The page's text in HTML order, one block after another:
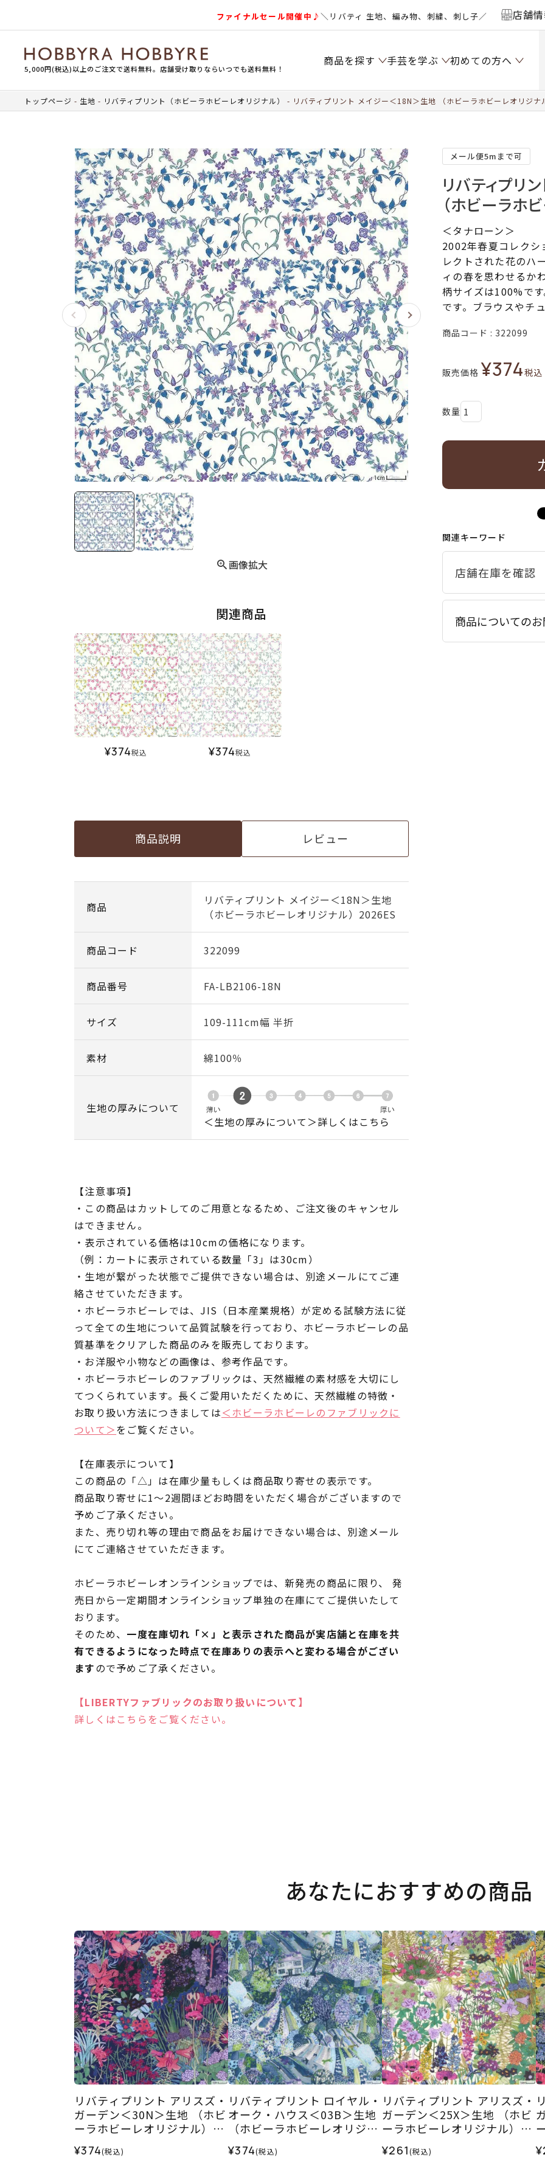
ファイナルセール開催中♪＼リバティ 生地、編み物、刺繍、刺し子／ 店舗
5,000円(税込)以上のご注文で送料無料。店舗受け取りならいつでも送料無料！
商品を探す 手芸を学ぶ 初めての方へ
トップページ 生地 リバティプリント（ホビーラホビーレオリジナル） リバティプリント メイジー＜18N＞生地 （ホビーラホビーレオリジナ
画像拡大
関連商品
¥374税込 ¥374税込
商品説明 レビュー
商品
リバティプリント メイジー＜18N＞生地
（ホビーラホビーレオリジナル）2026ES
商品コード 322099
商品番号 FA-LB2106-18N
サイズ 109-111cm幅 半折
素材 綿100％
生地の厚みについて
＜生地の厚みについて＞詳しくはこちら
【注意事項】
・この商品はカットしてのご用意となるため、ご注文後のキャンセル
はできません。
・表示されている価格は10cmの価格になります。
（例：カートに表示されている数量「3」は30cm）
・生地が繋がった状態でご提供できない場合は、別途メールにてご連
絡させていただきます。
・ホビーラホビーレでは、JIS（日本産業規格）が定める試験方法に従
って全ての生地について品質試験を行っており、ホビーラホビーレの品
質基準をクリアした商品のみを販売しております。
・お洋服や小物などの画像は、参考作品です。
・ホビーラホビーレのファブリックは、天然繊維の素材感を大切にし
てつくられています。長くご愛用いただくために、天然繊維の特徴・
お取り扱い方法につきましては＜ホビーラホビーレのファブリックに
ついて＞をご覧ください。
【在庫表示について】
この商品の「△」は在庫少量もしくは商品取り寄せの表示です。
商品取り寄せに1～2週間ほどお時間をいただく場合がございますので
予めご了承ください。
また、売り切れ等の理由で商品をお届けできない場合は、別途メール
にてご連絡させていただきます。
ホビーラホビーレオンラインショップでは、新発売の商品に限り、 発
売日から一定期間オンラインショップ単独の在庫にてご提供いたして
おります。
そのため、 一度在庫切れ「×」と表示された商品が実店舗と在庫を共
有できるようになった時点で在庫ありの表示へと変わる場合がござい
ますので予めご了承ください。
【LIBERTYファブリックのお取り扱いについて】
詳しくはこちらをご覧ください。
メール便5mまで可
リバティプリ
（ホビーラホ
＜タナローン＞
2002年春夏コレクシ
レクトされた花のハ
ィの春を思わせるか
柄サイズは100%で
です。ブラウスやチ
商品コード 322099
販売価格 ¥374税込
関連キーワード
商品についての
あなたにおすすめの商品
リバティプリント アリスズ・
ガーデン＜30N＞生地 （ホビ
ーラホビーレオリジナル）20
¥374(税込)
リバティプリント ロイヤル・
オーク・ハウス＜03B＞生地
（ホビーラホビーレオリジナ
¥374(税込)
リバティプリント アリスズ・
ガーデン＜25X＞生地 （ホビ
ーラホビーレオリジナル）20
¥261(税込)